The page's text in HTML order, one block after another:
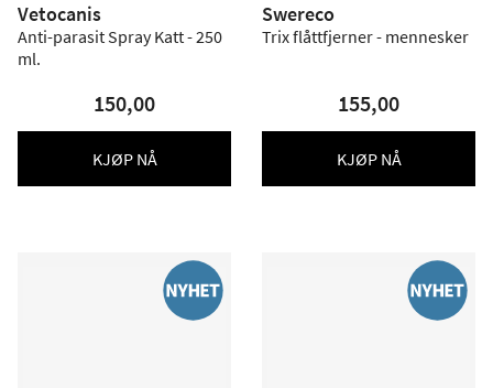
Vetocanis
Anti-parasit Spray Katt - 250
ml.
150,00
KJØP NÅ
Swereco
Trix flåttfjerner - mennesker
155,00
KJØP NÅ